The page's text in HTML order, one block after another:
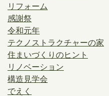
リフォーム
感謝祭
令和元年
テクノストラクチャーの家
住まいづくりのヒント
リノベーション
構造見学会
でえく